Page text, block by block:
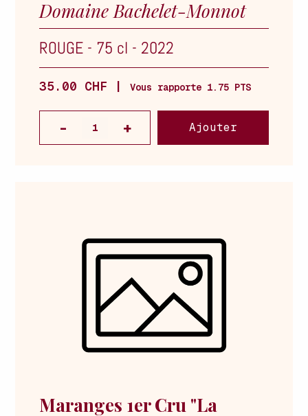
Domaine Bachelet-Monnot
ROUGE - 75 cl - 2022
35.00 CHF | Vous rapporte 1.75 PTS
Ajouter
Maranges 1er Cru "La